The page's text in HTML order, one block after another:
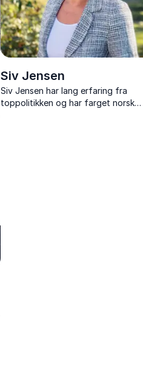
Siv Jensen
Siv Jensen har lang erfaring fra
toppolitikken og har farget norsk